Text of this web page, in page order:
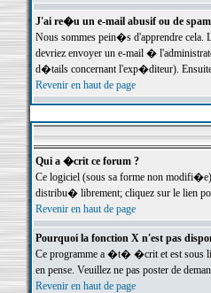
J'ai re�u un e-mail abusif ou de
Nous sommes pein�s d'apprendre cela.
devriez envoyer un e-mail �
d�tails concernant l'exp�diteur).
Revenir en haut de page
Qui a �crit ce forum ?
Ce logiciel (sous sa forme non
distribu� librement; cliquez sur le lien
Revenir en haut de page
Pourquoi la fonction X n'est pas
Ce programme a �t� �crit et est sous
en pense. Veuillez ne pas poster de
Revenir en haut de page